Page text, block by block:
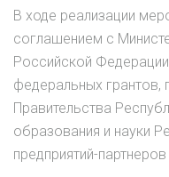
КОЛЛЕДЖ
20
МАЯ
2021
ГОДА
В ходе реализации
соглашением с
Российской
федеральных
Правительства
образования и науки
предприятий-партнеров